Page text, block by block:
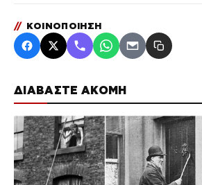
ΔΙΑΒΑΣΤΕ ΑΚΟΜΗ
// ΚΟΙΝΟΠΟΙΗΣΗ